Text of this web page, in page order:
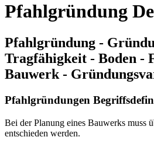
Pfahlgründung
Pfahlgründung -
Tragfähigkeit - Boden -
Bauwerk -
Pfahlgründungen
Bei der Planung eines Bauwerks muss
entschieden werden.